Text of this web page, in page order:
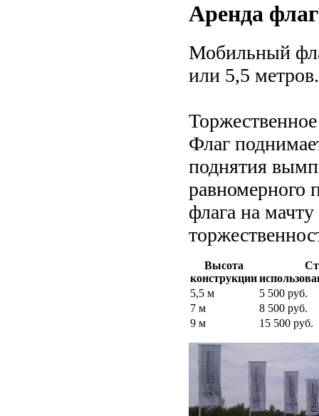
Аренда
Мобильный
или 5,5 метров.
Флаг
поднятия
равномерного
флага на
Высота
конcтрукции
5,5 м
5 500 руб.
7 м
8 500 руб.
9 м
15 500 руб.